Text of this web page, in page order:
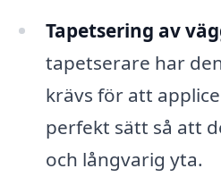
Tapetsering av
tapetserare har
krävs för att
perfekt sätt så att
och långvarig yta.